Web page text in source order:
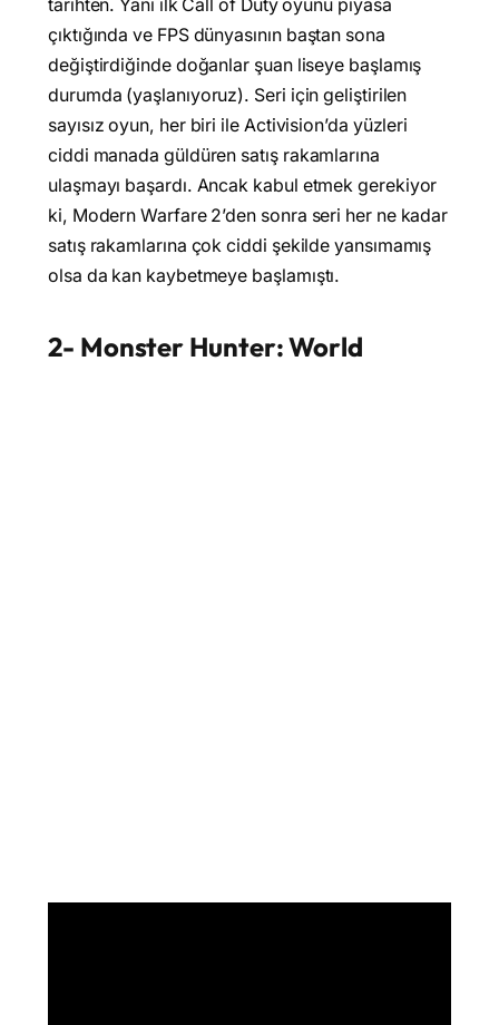
tarihten. Yani ilk Call of Duty oyunu piyasa
çıktığında ve FPS dünyasının baştan sona
değiştirdiğinde doğanlar şuan liseye başlamış
durumda (yaşlanıyoruz). Seri için geliştirilen
sayısız oyun, her biri ile Activision’da yüzleri
ciddi manada güldüren satış rakamlarına
ulaşmayı başardı. Ancak kabul etmek gerekiyor
ki, Modern Warfare 2’den sonra seri her ne kadar
satış rakamlarına çok ciddi şekilde yansımamış
olsa da kan kaybetmeye başlamıştı.
2- Monster Hunter: World